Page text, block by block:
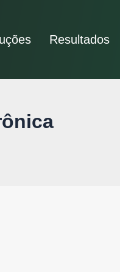
Resultados